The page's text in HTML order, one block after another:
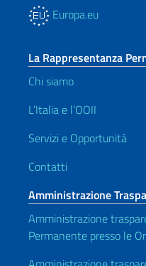
Europa.eu
La Rappresentanza
Chi siamo
L’Italia e l’OOII
Servizi e Opportunità
Contatti
Amministrazione
Amministrazione
Permanente presso le